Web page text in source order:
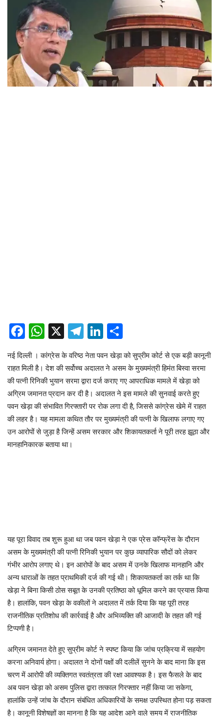
Facebook
WhatsApp
X Telegram
LinkedIn
नई दिल्ली । कांग्रेस के वरिष्ठ नेता पवन खेड़ा को सुप्रीम कोर्ट से एक बड़ी कानूनी
राहत मिली है। देश की सर्वोच्च अदालत ने असम के मुख्यमंत्री हिमंत बिस्वा सरमा
की पत्नी रिनिकी भुयान सरमा द्वारा दर्ज कराए गए आपराधिक मामले में खेड़ा को
अग्रिम जमानत प्रदान कर दी है। अदालत ने इस मामले की सुनवाई करते हुए
पवन खेड़ा की संभावित गिरफ्तारी पर रोक लगा दी है, जिससे कांग्रेस खेमे में राहत
की लहर है। यह मामला कथित तौर पर मुख्यमंत्री की पत्नी के खिलाफ लगाए गए
उन आरोपों से जुड़ा है जिन्हें असम सरकार और शिकायतकर्ता ने पूरी तरह झूठा और
मानहानिकारक बताया था।
यह पूरा विवाद तब शुरू हुआ था जब पवन खेड़ा ने एक प्रेस कॉन्फ्रेंस के दौरान
असम के मुख्यमंत्री की पत्नी रिनिकी भुयान पर कुछ व्यापारिक सौदों को लेकर
गंभीर आरोप लगाए थे। इन आरोपों के बाद असम में उनके खिलाफ मानहानि और
अन्य धाराओं के तहत प्राथमिकी दर्ज की गई थी। शिकायतकर्ता का तर्क था कि
खेड़ा ने बिना किसी ठोस सबूत के उनकी प्रतिष्ठा को धूमिल करने का प्रयास किया
है। हालांकि, पवन खेड़ा के वकीलों ने अदालत में तर्क दिया कि यह पूरी तरह
राजनीतिक प्रतिशोध की कार्रवाई है और अभिव्यक्ति की आजादी के तहत की गई
टिप्पणी है।
अग्रिम जमानत देते हुए सुप्रीम कोर्ट ने स्पष्ट किया कि जांच प्रक्रिया में सहयोग
करना अनिवार्य होगा। अदालत ने दोनों पक्षों की दलीलें सुनने के बाद माना कि इस
चरण में आरोपी की व्यक्तिगत स्वतंत्रता की रक्षा आवश्यक है। इस फैसले के बाद
अब पवन खेड़ा को असम पुलिस द्वारा तत्काल गिरफ्तार नहीं किया जा सकेगा,
हालांकि उन्हें जांच के दौरान संबंधित अधिकारियों के समक्ष उपस्थित होना पड़ सकता
है। कानूनी विशेषज्ञों का मानना है कि यह आदेश आने वाले समय में राजनीतिक